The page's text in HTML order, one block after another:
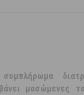
μασώμενες